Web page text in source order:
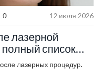
0 12 июля 2026
лазерной
список
лазерных процедур.